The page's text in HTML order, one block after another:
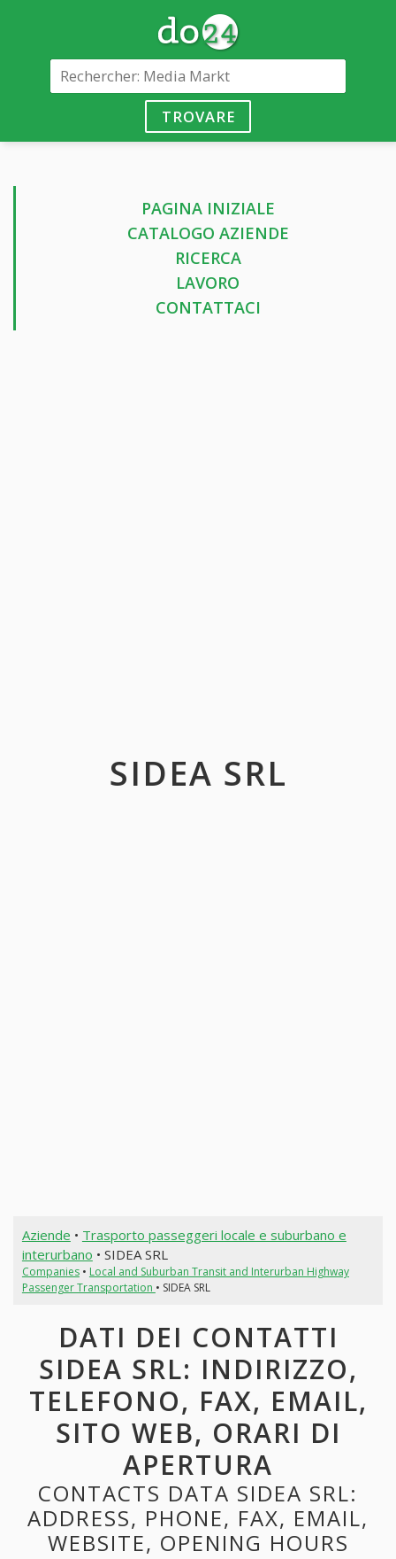
TROVARE
PAGINA INIZIALE
CATALOGO AZIENDE
RICERCA
LAVORO
CONTATTACI
SIDEA SRL
Aziende • Trasporto passeggeri locale e suburbano e
interurbano • SIDEA SRL
Companies• Local and Suburban Transit and Interurban Highway
Passenger Transportation • SIDEA SRL
DATI DEI CONTATTI
SIDEA SRL: INDIRIZZO,
TELEFONO, FAX, EMAIL,
SITO WEB, ORARI DI
APERTURA
CONTACTS DATA SIDEA SRL:
ADDRESS, PHONE, FAX, EMAIL,
WEBSITE, OPENING HOURS